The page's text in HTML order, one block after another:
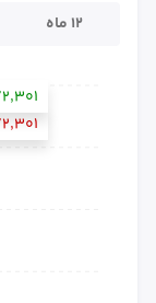
۱۲ ماه
۷۲٬۳۰۱
۷۲٬۳۰۱